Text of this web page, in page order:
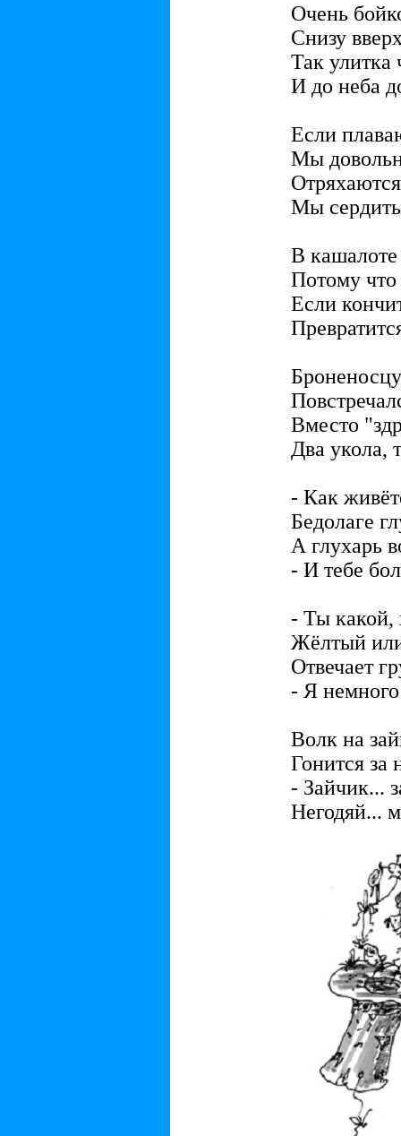
Очень
Снизу
Так улитка
И до неба
Если
Мы
Мы
В кашалоте
Потому что
Если
Вместо
Два укола,
- Как
Бедолаге
А глухарь
- И тебе
- Ты какой,
Жёлтый
Отвечает
- Я
Волк на
Гонится за
- Зайчик...
Негодяй...